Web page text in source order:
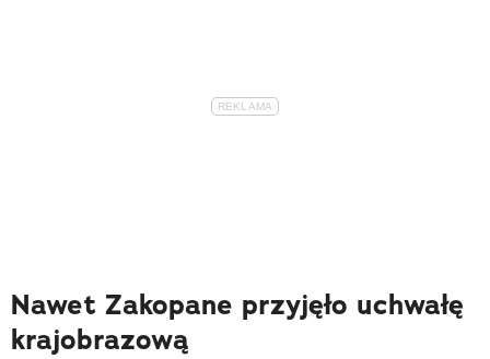
Nawet Zakopane przyjęło uchwałę
krajobrazową